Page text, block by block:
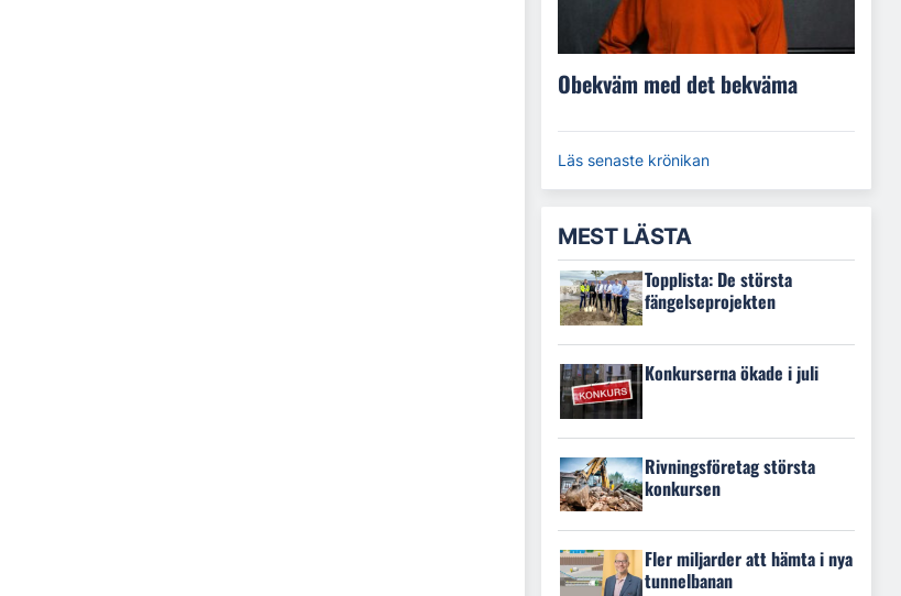
Obekväm med det bekväma
Läs senaste krönikan
MEST LÄSTA
Topplista: De största
fängelseprojekten
Konkurserna ökade i juli
Rivningsföretag största
konkursen
Fler miljarder att hämta i nya
tunnelbanan